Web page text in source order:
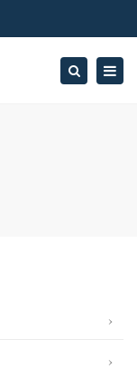
02 216 39 34
Search